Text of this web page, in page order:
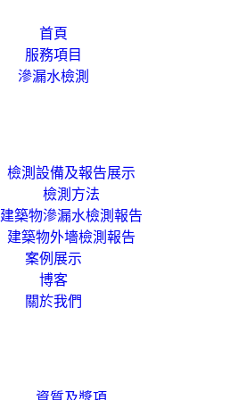
首頁
服務項目
滲漏水檢測
檢測設備及報告展示
檢測方法
建築物滲漏水檢測報告
建築物外墻檢測報告
案例展示
博客
關於我們